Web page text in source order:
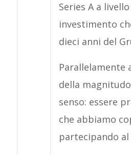
Series A a
investimento
dieci anni del
Parallelamente
della
senso: essere
che abbiamo
partecipando al